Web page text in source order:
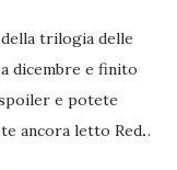
trilogia delle
dicembre e finito
e potete
ancora letto Red.